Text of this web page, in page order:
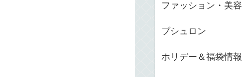
ファッション・美容
ブシュロン
ホリデー＆福袋情報